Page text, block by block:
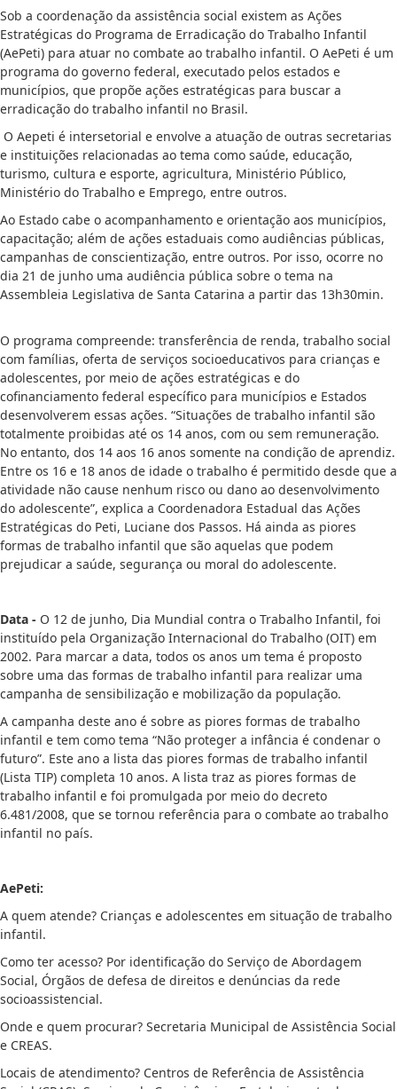
Sob a coordenação da assistência social existem as Ações
Estratégicas do Programa de Erradicação do Trabalho Infantil
(AePeti) para atuar no combate ao trabalho infantil. O AePeti é um
programa do governo federal, executado pelos estados e
municípios, que propõe ações estratégicas para buscar a
erradicação do trabalho infantil no Brasil.
O Aepeti é intersetorial e envolve a atuação de outras secretarias
e instituições relacionadas ao tema como saúde, educação,
turismo, cultura e esporte, agricultura, Ministério Público,
Ministério do Trabalho e Emprego, entre outros.
Ao Estado cabe o acompanhamento e orientação aos municípios,
capacitação; além de ações estaduais como audiências públicas,
campanhas de conscientização, entre outros. Por isso, ocorre no
dia 21 de junho uma audiência pública sobre o tema na
Assembleia Legislativa de Santa Catarina a partir das 13h30min.
O programa compreende: transferência de renda, trabalho social
com famílias, oferta de serviços socioeducativos para crianças e
adolescentes, por meio de ações estratégicas e do
cofinanciamento federal específico para municípios e Estados
desenvolverem essas ações. “Situações de trabalho infantil são
totalmente proibidas até os 14 anos, com ou sem remuneração.
No entanto, dos 14 aos 16 anos somente na condição de aprendiz.
Entre os 16 e 18 anos de idade o trabalho é permitido desde que a
atividade não cause nenhum risco ou dano ao desenvolvimento
do adolescente”, explica a Coordenadora Estadual das Ações
Estratégicas do Peti, Luciane dos Passos. Há ainda as piores
formas de trabalho infantil que são aquelas que podem
prejudicar a saúde, segurança ou moral do adolescente.
Data - O 12 de junho, Dia Mundial contra o Trabalho Infantil, foi
instituído pela Organização Internacional do Trabalho (OIT) em
2002. Para marcar a data, todos os anos um tema é proposto
sobre uma das formas de trabalho infantil para realizar uma
campanha de sensibilização e mobilização da população.
A campanha deste ano é sobre as piores formas de trabalho
infantil e tem como tema “Não proteger a infância é condenar o
futuro”. Este ano a lista das piores formas de trabalho infantil
(Lista TIP) completa 10 anos. A lista traz as piores formas de
trabalho infantil e foi promulgada por meio do decreto
6.481/2008, que se tornou referência para o combate ao trabalho
infantil no país.
AePeti:
A quem atende? Crianças e adolescentes em situação de trabalho
infantil.
Como ter acesso? Por identificação do Serviço de Abordagem
Social, Órgãos de defesa de direitos e denúncias da rede
socioassistencial.
Onde e quem procurar? Secretaria Municipal de Assistência Social
e CREAS.
Locais de atendimento? Centros de Referência de Assistência